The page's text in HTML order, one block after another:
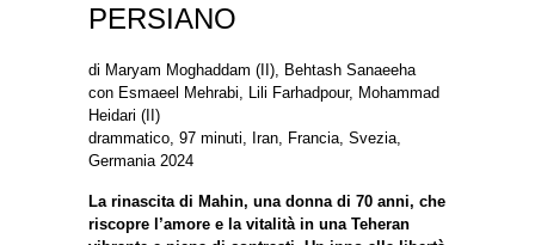
PERSIANO
di Maryam Moghaddam (II), Behtash Sanaeeha
con Esmaeel Mehrabi, Lili Farhadpour, Mohammad
Heidari (II)
drammatico, 97 minuti, Iran, Francia, Svezia,
Germania 2024
La rinascita di Mahin, una donna di 70 anni, che
riscopre l’amore e la vitalità in una Teheran